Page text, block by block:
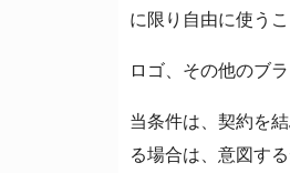
に限り自由に使うこ
ロゴ、その他のブ
当条件は、契約を
る場合は、意図す